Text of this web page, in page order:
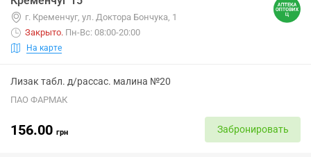
г. Кременчуг, ул. Доктора Бончука, 1
Закрыто. Пн-Вс: 08:00-20:00
На карте
Лизак табл. д/рассас. малина №20
ПАО ФАРМАК
156.00 грн Забронировать